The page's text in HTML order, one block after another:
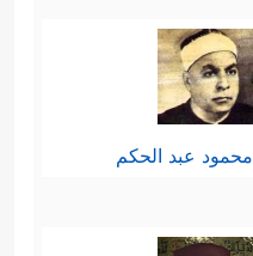
محمود عبد الحكم